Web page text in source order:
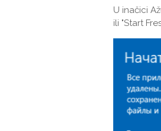
U inačici
ili "Start